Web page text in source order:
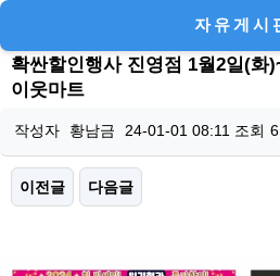
자유게시
확싼할인행사 진영점 1월2일(화
이웃마트
작성자 황남금 24-01-01 08:11 조회
이전글 다음글
본문